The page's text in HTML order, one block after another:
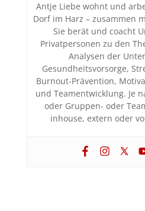
Antje Liebe wohnt und
Dorf im Harz – zusammen
Sie berät und coacht
Privatpersonen zu den
Analysen der
Gesundheitsvorsorge,
Burnout-Prävention,
und Teamentwicklung. Je
oder Gruppen- oder
inhouse, extern oder